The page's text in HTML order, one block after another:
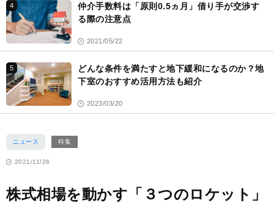
4
仲介手数料は「原則0.5ヵ月」借り手が交渉す
る際の注意点
2021/05/22
5
どんな条件を満たすと地下緩和になるのか？地
下室のおすすめ活用方法も紹介
2023/03/20
ニュース 特集
2021/11/26
株式相場を動かす「３つのロケット」